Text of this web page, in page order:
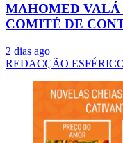
MAHOMED VALÁ
COMITÉ DE
2 dias ago
REDACÇÃO